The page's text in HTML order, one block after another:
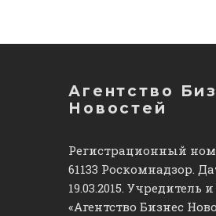
Агентство
Новостей
Регистрационный
61133 Роскомнадзор.
19.03.2015. Учредитель
«Агентство Бизнес